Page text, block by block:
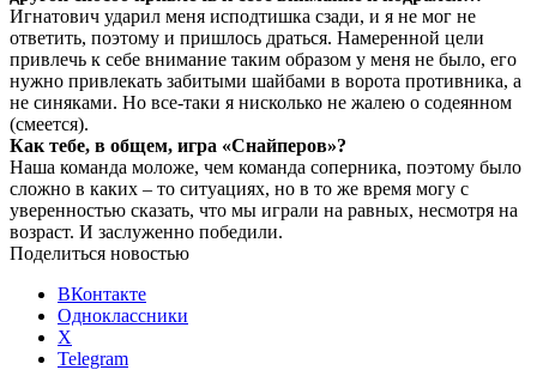
Игнатович ударил меня исподтишка сзади, и я не мог не
ответить, поэтому и пришлось драться. Намеренной цели
привлечь к себе внимание таким образом у меня не было, его
нужно привлекать забитыми шайбами в ворота противника, а
не синяками. Но все-таки я нисколько не жалею о содеянном
(смеется).
Как тебе, в общем, игра «Снайперов»?
Наша команда моложе, чем команда соперника, поэтому было
сложно в каких – то ситуациях, но в то же время могу с
уверенностью сказать, что мы играли на равных, несмотря на
возраст. И заслуженно победили.
Поделиться новостью
ВКонтакте
Одноклассники
X
Telegram